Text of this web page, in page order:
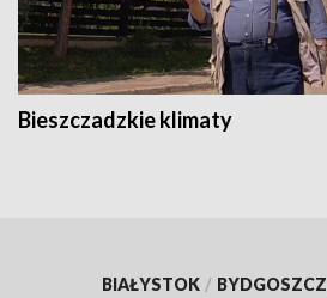
Bieszczadzkie klimaty
BIAŁYSTOK / BYDGOSZCZ